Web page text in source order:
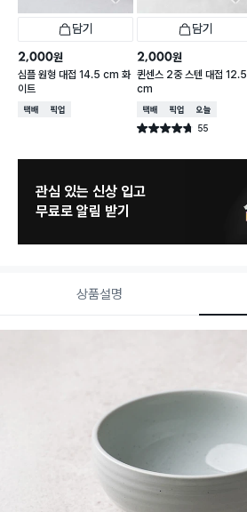
담기
2,000원
심플 원형 대접 14.5 cm 화
이트
택배배송매장픽업
담기
2,000원
퀸센스 2중 스텐 대접 12.5
cm
택배배송매장픽업오늘배송
별점 4.7점 55
건 작성
관심 있는 신상 입고
무료로 알림 받기
상품설명